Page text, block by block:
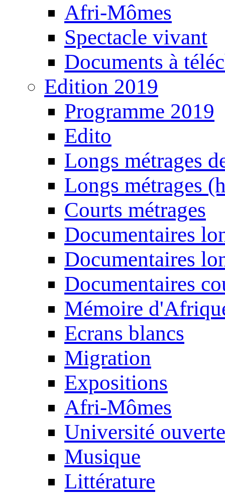
Afri-Mômes
Spectacle vivant
Documents à
Edition 2019
Programme 2019
Edito
Longs métrages
Longs métrages
Courts métrages
Documentaires
Documentaires
Documentaires
Mémoire
Ecrans blancs
Migration
Expositions
Afri-Mômes
Université ouverte
Musique
Littérature